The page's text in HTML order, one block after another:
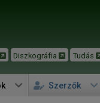
Diszkográfia Tudás
Szerzők